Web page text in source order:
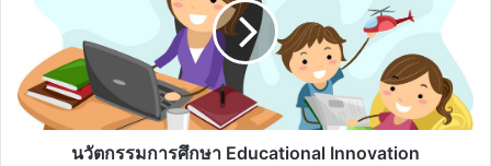
เสีย
ค่า
Educational
Innovation
นวัตกรรมการศึกษา Educational Innovation